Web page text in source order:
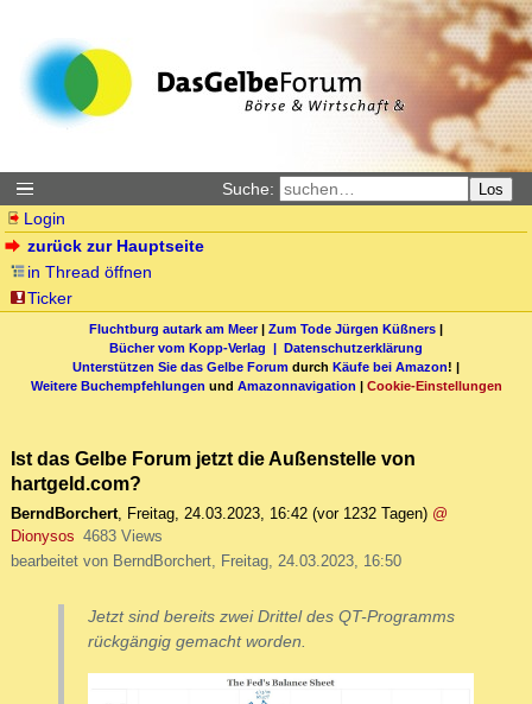
Suche: Los
Login
zurück zur Hauptseite
in Thread öffnen
Ticker
Fluchtburg autark am Meer| Zum Tode Jürgen Küßners |
Bücher vom Kopp-Verlag | Datenschutzerklärung
Unterstützen Sie das Gelbe Forum durch Käufe bei Amazon! |
Weitere Buchempfehlungen und Amazonnavigation | Cookie-Einstellungen
Ist das Gelbe Forum jetzt die Außenstelle von
hartgeld.com?
BerndBorchert, Freitag, 24.03.2023, 16:42 (vor 1232 Tagen) @
Dionysos 4683 Views
bearbeitet von BerndBorchert, Freitag, 24.03.2023, 16:50
Jetzt sind bereits zwei Drittel des QT-Programms
rückgängig gemacht worden.